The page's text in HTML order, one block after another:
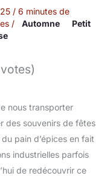
/ 6 minutes de
/ Automne
Petit
nous transporter
des souvenirs de fêtes
pain d’épices en fait
industrielles parfois
de redécouvrir ce